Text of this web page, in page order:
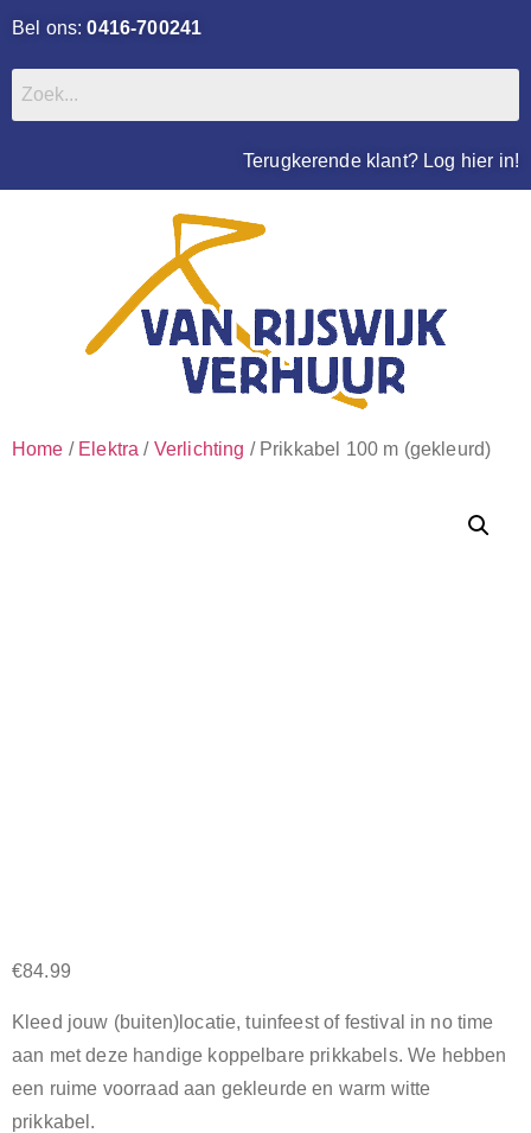
Bel ons:0416-700241
Terugkerende klant? Log hier in!
Home / Elektra / Verlichting / Prikkabel 100 m (gekleurd)
€84.99
Kleed jouw (buiten)locatie, tuinfeest of festival in no time
aan met deze handige koppelbare prikkabels. We hebben
een ruime voorraad aan gekleurde en warm witte
prikkabel.